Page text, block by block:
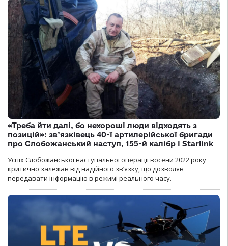
«Треба йти далі, бо нехороші люди відходять з
позицій»: зв’язківець 40-ї артилерійської бригади
про Слобожанський наступ, 155-й калібр і Starlink
Успіх Слобожанської наступальної операції восени 2022 року
критично залежав від надійного зв’язку, що дозволяв
передавати інформацію в режимі реального часу.